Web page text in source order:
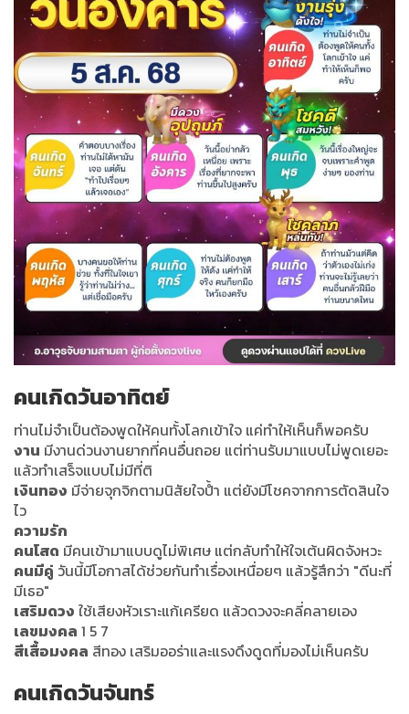
คนเกิดวันอาทิตย์
ท่านไม่จำเป็นต้องพูดให้คนทั้งโลกเข้าใจ แค่ทำให้เห็นก็พอครับ
งาน มีงานด่วนงานยากที่คนอื่นถอย แต่ท่านรับมาแบบไม่พูดเยอะ
แล้วทำเสร็จแบบไม่มีที่ติ
เงินทอง มีจ่ายจุกจิกตามนิสัยใจป้ำ แต่ยังมีโชคจากการตัดสินใจ
ไว
ความรัก
คนโสด มีคนเข้ามาแบบดูไม่พิเศษ แต่กลับทำให้ใจเต้นผิดจังหวะ
คนมีคู่ วันนี้มีโอกาสได้ช่วยกันทำเรื่องเหนื่อยๆ แล้วรู้สึกว่า "ดีนะที่
มีเธอ"
เสริมดวง ใช้เสียงหัวเราะแก้เครียด แล้วดวงจะคลี่คลายเอง
เลขมงคล 1 5 7
สีเสื้อมงคล สีทอง เสริมออร่าและแรงดึงดูดที่มองไม่เห็นครับ
คนเกิดวันจันทร์